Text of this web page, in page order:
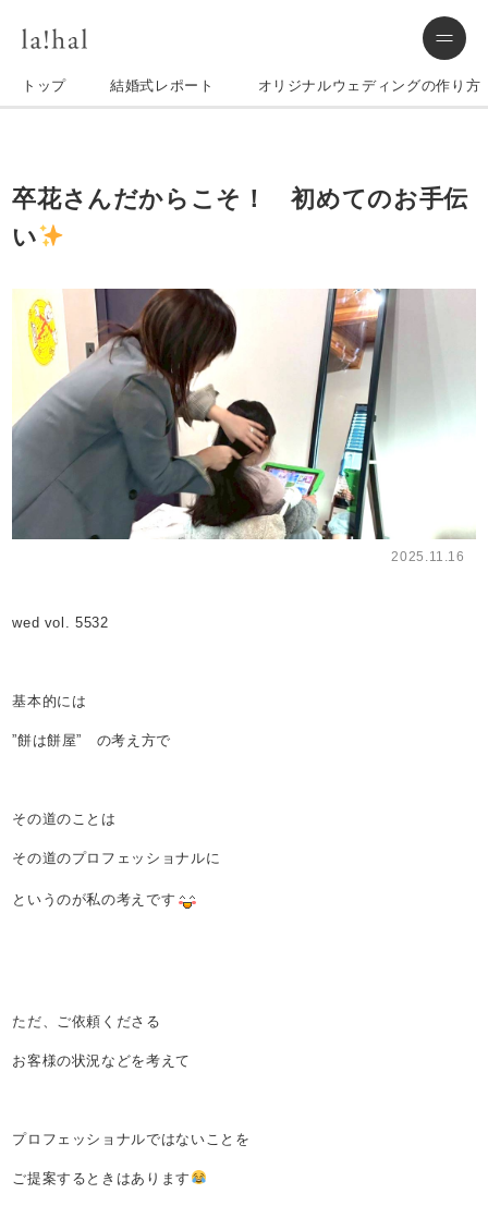
トップ 結婚式レポート オリジナルウェディングの作り方
卒花さんだからこそ！ 初めてのお手伝
い
2025.11.16
wed vol. 5532
基本的には
”餅は餅屋” の考え方で
その道のことは
その道のプロフェッショナルに
というのが私の考えです
ただ、ご依頼くださる
お客様の状況などを考えて
プロフェッショナルではないことを
ご提案するときはあります